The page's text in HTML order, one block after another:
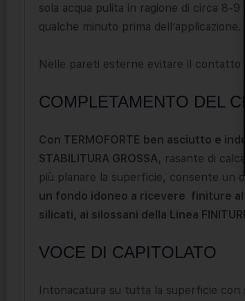
sola acqua pulita in ragione di circa 8-
qualche minuto prima dell’applicazione.
Nelle pareti esterne evitare il contatto
COMPLETAMENTO DEL
Con TERMOFORTE ben asciutto e
STABILITURA GROSSA, rasante di
più planare la superficie, consente un
un fondo idoneo a ricevere finiture
silicati, ai silossani della Linea
VOCE DI CAPITOLATO
Intonacatura su tutta la superficie con